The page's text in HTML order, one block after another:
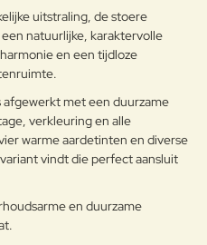
uitstraling, de stoere
natuurlijke, karaktervolle
en een tijdloze
afgewerkt met een duurzame
verkleuring en alle
warme aardetinten en diverse
vindt die perfect aansluit
en duurzame